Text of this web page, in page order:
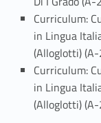
Curriculum:
in Lingua
(Alloglotti)
Curriculum:
in Lingua
(Alloglotti)